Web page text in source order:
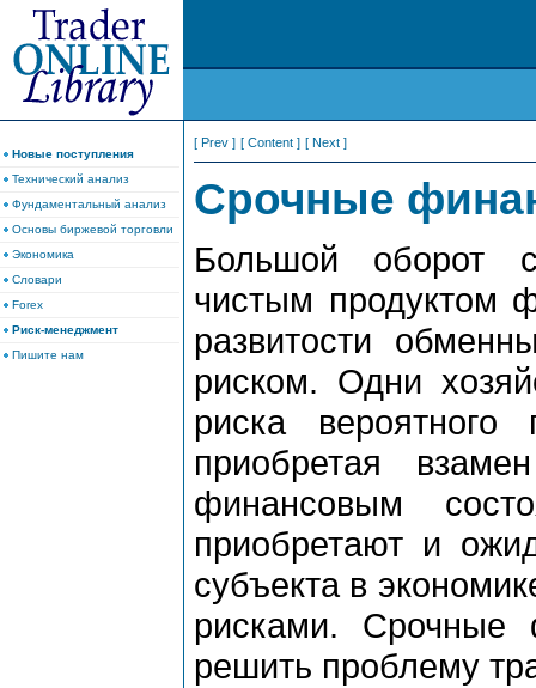
Новые поступления
Технический анализ
Фундаментальный анализ
Основы биржевой торговли
Экономика
Словари
Forex
Риск-менеджмент
Пишите нам
[ Prev ] [ Content ] [ Next ]
Срочные
Большой оборот
чистым продуктом
развитости
риском. Одни
риска вероятного
приобретая
финансовым
приобретают и
субъекта в
рисками. Срочные
решить проблему